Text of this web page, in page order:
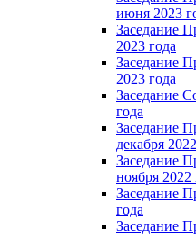
июня 2023
Заседание
2023 года
Заседание
2023 года
Заседание
года
Заседание
декабря
Заседание
ноября 2022
Заседание
года
Заседание